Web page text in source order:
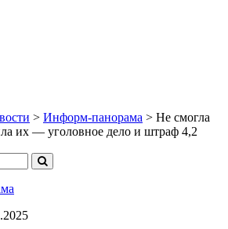
> Информ-панорама > Не смогла
их — уголовное дело и штраф 4,2